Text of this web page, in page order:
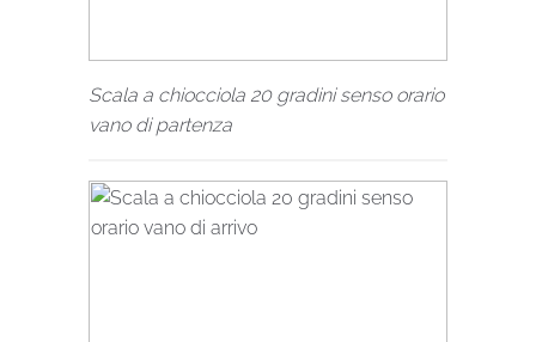
Scala a chiocciola 20 gradini senso orario
vano di partenza